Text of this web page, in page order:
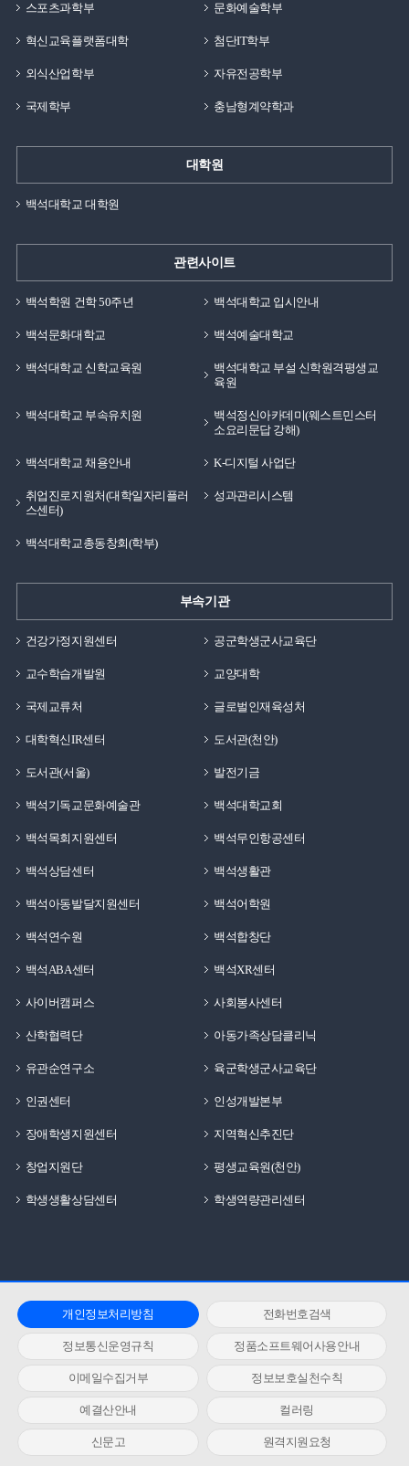
스포츠과학부 문화예술학부
혁신교육플랫폼대학 첨단IT학부
외식산업학부 자유전공학부
국제학부 충남형계약학과
대학원
백석대학교 대학원
관련사이트
백석학원 건학 50주년 백석대학교 입시안내
백석문화대학교 백석예술대학교
백석대학교 신학교육원
백석대학교 부설 신학원격평생교
육원
백석대학교 부속유치원
백석정신아카데미(웨스트민스터
소요리문답 강해)
백석대학교 채용안내 K-디지털 사업단
취업진로지원처(대학일자리플러
스센터)
성과관리시스템
백석대학교총동창회(학부)
부속기관
건강가정지원센터 공군학생군사교육단
교수학습개발원 교양대학
국제교류처 글로벌인재육성처
대학혁신IR센터 도서관(천안)
도서관(서울) 발전기금
백석기독교문화예술관 백석대학교회
백석목회지원센터 백석무인항공센터
백석상담센터 백석생활관
백석아동발달지원센터 백석어학원
백석연수원 백석합창단
백석ABA센터 백석XR센터
사이버캠퍼스 사회봉사센터
산학협력단 아동가족상담클리닉
유관순연구소 육군학생군사교육단
인권센터 인성개발본부
장애학생지원센터 지역혁신추진단
창업지원단 평생교육원(천안)
학생생활상담센터 학생역량관리센터
개인정보처리방침 전화번호검색
정보통신운영규칙 정품소프트웨어사용안내
이메일수집거부 정보보호실천수칙
예결산안내 컬러링
신문고 원격지원요청